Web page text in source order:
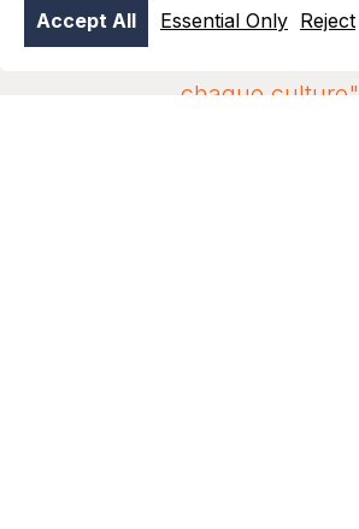
chaque culture"
Accept All Essential Only Reject